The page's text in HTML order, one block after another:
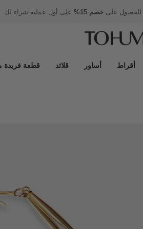
للحصول علىخصم 15% على أول عملية شراء لك
قطعة فريدة قلائد أساور أقراط